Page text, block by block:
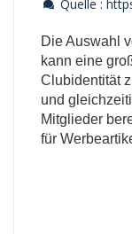
Quelle :
Die Auswahl
kann eine
Clubidentität
und
Mitglieder
für